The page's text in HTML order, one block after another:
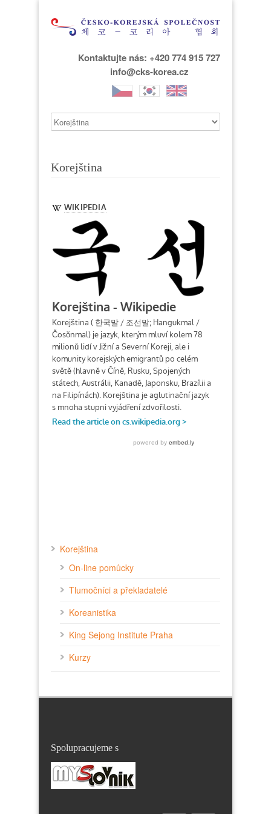
Kontaktujte nás: +420 774 915 727
info@cks-korea.cz
Korejština
Korejština
On-line pomůcky
Tlumočníci a překladatelé
Koreanistika
King Sejong Institute Praha
Kurzy
Spolupracujeme s